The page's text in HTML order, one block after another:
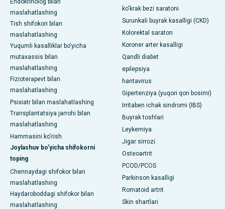
Endokrinolog bilan
maslahatlashing
Tish shifokori bilan
maslahatlashing
Yuqumli kasalliklar bo'yicha
mutaxassis bilan
maslahatlashing
Fizioterapevt bilan
maslahatlashing
Psixiatr bilan maslahatlashing
Transplantatsiya jarrohi bilan
maslahatlashing
Hammasini ko'rish
Joylashuv bo'yicha shifokorni
toping
Chennaydagi shifokor bilan
maslahatlashing
Haydaroboddagi shifokor bilan
maslahatlashing
ko'krak bezi saratoni
Surunkali buyrak kasalligi (CKD)
Kolorektal saraton
Koroner arter kasalligi
Qandli diabet
epilepsiya
hantavirus
Gipertenziya (yuqori qon bosimi)
Irritaben ichak sindromi (IBS)
Buyrak toshlari
Leykemiya
Jigar sirrozi
Osteoartrit
PCOD/PCOS
Parkinson kasalligi
Romatoid artrit
Skin shartlari